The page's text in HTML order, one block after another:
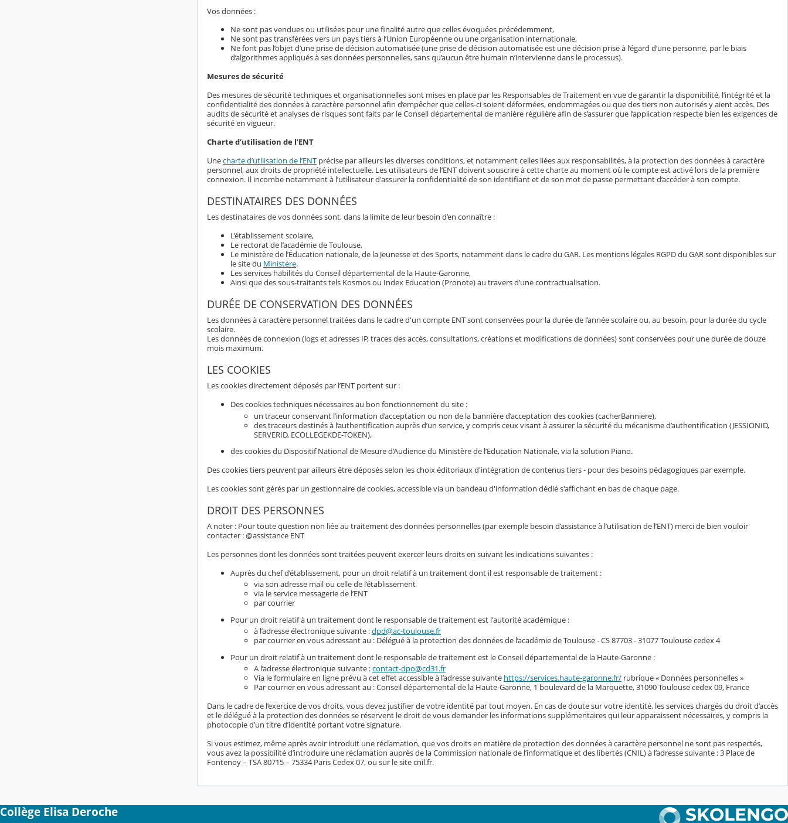
Vos données :
Ne sont pas vendues ou utilisées pour une finalité autre que celles évoquées précédemment,
Ne sont pas transférées vers un pays tiers à l’Union Européenne ou une organisation internationale,
Ne font pas l’objet d’une prise de décision automatisée (une prise de décision automatisée est une décision prise à l’égard d’une personne, par le biais
d’algorithmes appliqués à ses données personnelles, sans qu’aucun être humain n’intervienne dans le processus).
Mesures de sécurité
Des mesures de sécurité techniques et organisationnelles sont mises en place par les Responsables de Traitement en vue de garantir la disponibilité, l’intégrité et la
confidentialité des données à caractère personnel afin d’empêcher que celles-ci soient déformées, endommagées ou que des tiers non autorisés y aient accès. Des
audits de sécurité et analyses de risques sont faits par le Conseil départemental de manière régulière afin de s’assurer que l’application respecte bien les exigences de
sécurité en vigueur.
Charte d’utilisation de l’ENT
Unecharte d’utilisation de l’ENT précise par ailleurs les diverses conditions, et notamment celles liées aux responsabilités, à la protection des données à caractère
personnel, aux droits de propriété intellectuelle. Les utilisateurs de l’ENT doivent souscrire à cette charte au moment où le compte est activé lors de la première
connexion. Il incombe notamment à l’utilisateur d'assurer la confidentialité de son identifiant et de son mot de passe permettant d’accéder à son compte.
DESTINATAIRES DES DONNÉES
Les destinataires de vos données sont, dans la limite de leur besoin d’en connaître :
L’établissement scolaire,
Le rectorat de l’académie de Toulouse,
Le ministère de l’Éducation nationale, de la Jeunesse et des Sports, notamment dans le cadre du GAR. Les mentions légales RGPD du GAR sont disponibles sur
le site du Ministère.
Les services habilités du Conseil départemental de la Haute-Garonne,
Ainsi que des sous-traitants tels Kosmos ou Index Education (Pronote) au travers d’une contractualisation.
DURÉE DE CONSERVATION DES DONNÉES
Les données à caractère personnel traitées dans le cadre d'un compte ENT sont conservées pour la durée de l’année scolaire ou, au besoin, pour la durée du cycle
scolaire.
Les données de connexion (logs et adresses IP, traces des accès, consultations, créations et modifications de données) sont conservées pour une durée de douze
mois maximum.
LES COOKIES
Les cookies directement déposés par l’ENT portent sur :
Des cookies techniques nécessaires au bon fonctionnement du site :
un traceur conservant l’information d’acceptation ou non de la bannière d’acceptation des cookies (cacherBanniere),
des traceurs destinés à l’authentification auprès d’un service, y compris ceux visant à assurer la sécurité du mécanisme d’authentification (JESSIONID,
SERVERID, ECOLLEGEKDE-TOKEN),
des cookies du Dispositif National de Mesure d’Audience du Ministère de l’Education Nationale, via la solution Piano.
Des cookies tiers peuvent par ailleurs être déposés selon les choix éditoriaux d'intégration de contenus tiers - pour des besoins pédagogiques par exemple.
Les cookies sont gérés par un gestionnaire de cookies, accessible via un bandeau d'information dédié s'affichant en bas de chaque page.
DROIT DES PERSONNES
A noter : Pour toute question non liée au traitement des données personnelles (par exemple besoin d’assistance à l’utilisation de l’ENT) merci de bien vouloir
contacter : @assistance ENT
Les personnes dont les données sont traitées peuvent exercer leurs droits en suivant les indications suivantes :
Auprès du chef d’établissement, pour un droit relatif à un traitement dont il est responsable de traitement :
via son adresse mail ou celle de l’établissement
via le service messagerie de l’ENT
par courrier
Pour un droit relatif à un traitement dont le responsable de traitement est l'autorité académique :
à l’adresse électronique suivante :dpd@ac-toulouse.fr
par courrier en vous adressant au : Délégué à la protection des données de l’académie de Toulouse - CS 87703 - 31077 Toulouse cedex 4
Pour un droit relatif à un traitement dont le responsable de traitement est le Conseil départemental de la Haute-Garonne :
A l’adresse électronique suivante :contact-dpo@cd31.fr
Via le formulaire en ligne prévu à cet effet accessible à l’adresse suivante https://services.haute-garonne.fr/ rubrique « Données personnelles »
Par courrier en vous adressant au : Conseil départemental de la Haute-Garonne, 1 boulevard de la Marquette, 31090 Toulouse cedex 09, France
Dans le cadre de l’exercice de vos droits, vous devez justifier de votre identité par tout moyen. En cas de doute sur votre identité, les services chargés du droit d’accès
et le délégué à la protection des données se réservent le droit de vous demander les informations supplémentaires qui leur apparaissent nécessaires, y compris la
photocopie d’un titre d’identité portant votre signature.
Si vous estimez, même après avoir introduit une réclamation, que vos droits en matière de protection des données à caractère personnel ne sont pas respectés,
vous avez la possibilité d’introduire une réclamation auprès de la Commission nationale de l’informatique et des libertés (CNIL) à l’adresse suivante : 3 Place de
Fontenoy – TSA 80715 – 75334 Paris Cedex 07, ou sur le site cnil.fr.
Collège Elisa Deroche